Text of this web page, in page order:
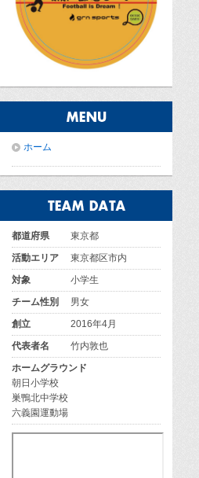
ホーム
都道府県
東京都
活動エリア
東京都区市内
対象
小学生
チーム性別
男女
創立
2016年4月
代表者名
竹内敦也
ホームグラウンド
朝日小学校
巣鴨北中学校
六義園運動場